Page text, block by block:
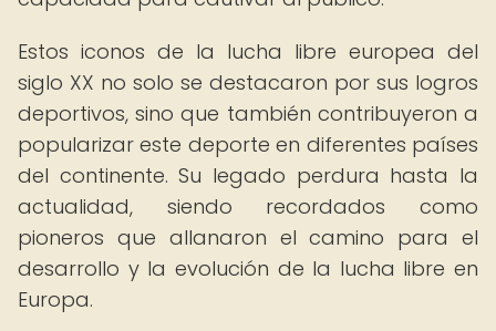
Estos iconos de la lucha libre europea del
siglo XX no solo se destacaron por sus logros
deportivos, sino que también contribuyeron a
popularizar este deporte en diferentes países
del continente. Su legado perdura hasta la
actualidad, siendo recordados como
pioneros que allanaron el camino para el
desarrollo y la evolución de la lucha libre en
Europa.